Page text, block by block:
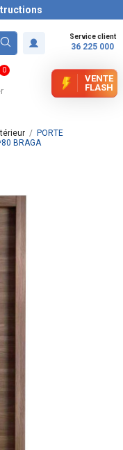
Service client
36 225 000
0
VENTE
FLASH
PORTE
BRAGA